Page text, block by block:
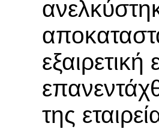
εξαιρετική
της